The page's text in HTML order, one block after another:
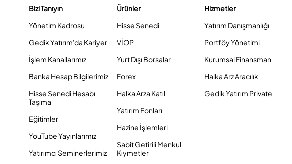
Bizi Tanıyın
Yönetim Kadrosu
Gedik Yatırım'da Kariyer
İşlem Kanallarımız
Banka Hesap Bilgilerimiz
Hisse Senedi Hesabı
Taşıma
Eğitimler
YouTube Yayınlarımız
Yatırımcı Seminerlerimiz
Ürünler
Hisse Senedi
VİOP
Yurt Dışı Borsalar
Forex
Halka Arza Katıl
Yatırım Fonları
Hazine İşlemleri
Sabit Getirili Menkul
Kıymetler
Hizmetler
Yatırım Danışmanlığı
Portföy Yönetimi
Kurumsal Finansman
Halka Arz Aracılık
Gedik Yatırım Private